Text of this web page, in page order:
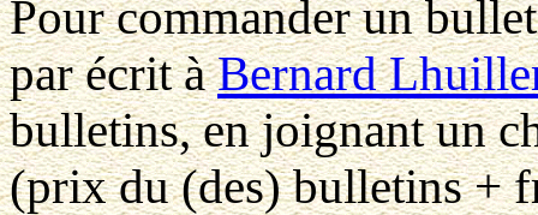
Pour commander un
par écrit àBernard
bulletins, en joignant un
(prix du (des) bulletins +